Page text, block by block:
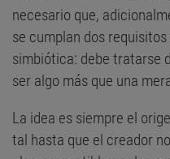
necesario que,
se cumplan dos
simbiótica: debe tratarse
ser algo más que una
La idea es siempre el
tal hasta que el creador